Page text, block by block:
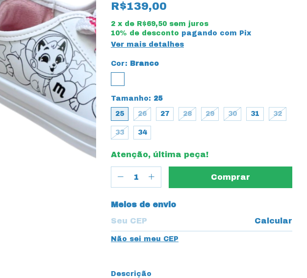
R$139,00
2 x de R$69,50 sem juros
10% de desconto pagando com Pix
Ver mais detalhes
Cor: Branco
Tamanho: 25
25 26 27 28 29 30 31 32
33 34
Atenção, última peça!
Entregas para o CEP:
Meios de envio
Calcular
Não sei meu CEP
Descrição